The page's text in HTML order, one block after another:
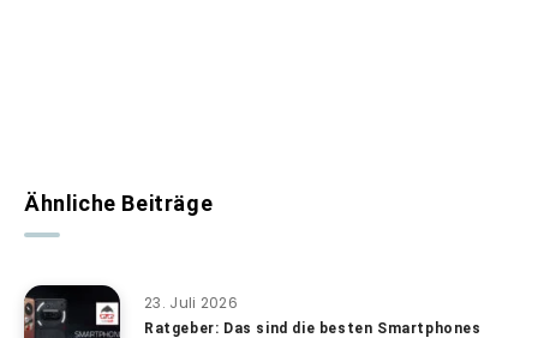
Ähnliche Beiträge
23. Juli 2026
Ratgeber: Das sind die besten Smartphones